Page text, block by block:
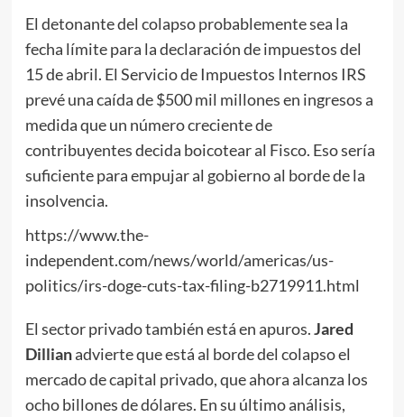
El detonante del colapso probablemente sea la
fecha límite para la declaración de impuestos del
15 de abril. El Servicio de Impuestos Internos IRS
prevé una caída de $500 mil millones en ingresos a
medida que un número creciente de
contribuyentes decida boicotear al Fisco. Eso sería
suficiente para empujar al gobierno al borde de la
insolvencia.
https://www.the-
independent.com/news/world/americas/us-
politics/irs-doge-cuts-tax-filing-b2719911.html
El sector privado también está en apuros.Jared
Dillianadvierte que está al borde del colapso el
mercado de capital privado, que ahora alcanza los
ocho billones de dólares. En su último análisis,